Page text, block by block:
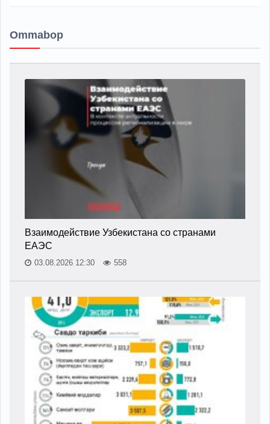
Ommabop
Взаимодействие Узбекистана со странами
ЕАЭС
03.08.2026 12:30 558